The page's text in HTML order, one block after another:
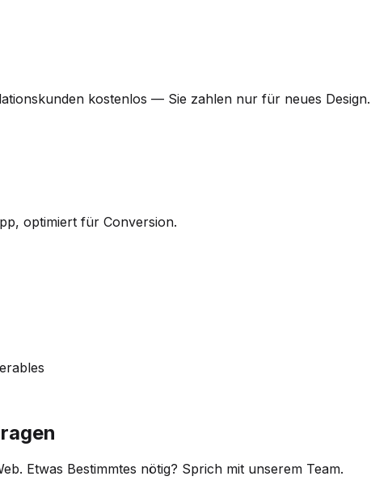
kostenlos — Sie zahlen nur für neues Design.
optimiert für Conversion.
Etwas Bestimmtes nötig? Sprich mit unserem Team.